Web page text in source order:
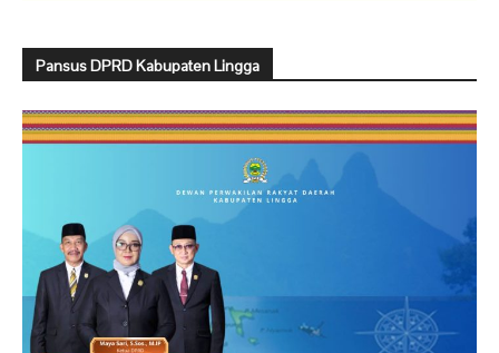
Pansus DPRD Kabupaten Lingga